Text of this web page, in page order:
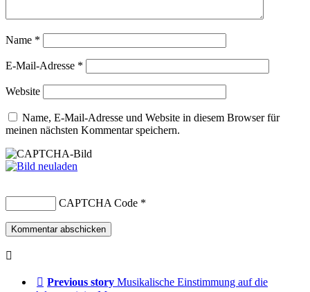
Name *
E-Mail-Adresse *
Website
Name, E-Mail-Adresse und Website in diesem Browser für
meinen nächsten Kommentar speichern.
CAPTCHA Code *
Previous story Musikalische Einstimmung auf die